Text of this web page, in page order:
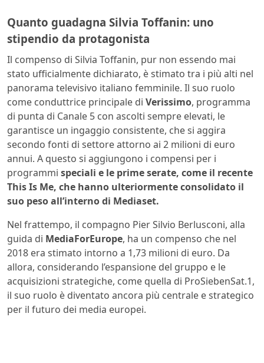
Quanto guadagna Silvia Toffanin: uno
stipendio da protagonista
Il compenso di Silvia Toffanin, pur non essendo mai
stato ufficialmente dichiarato, è stimato tra i più alti nel
panorama televisivo italiano femminile. Il suo ruolo
come conduttrice principale di Verissimo, programma
di punta di Canale 5 con ascolti sempre elevati, le
garantisce un ingaggio consistente, che si aggira
secondo fonti di settore attorno ai 2 milioni di euro
annui. A questo si aggiungono i compensi per i
programmi speciali e le prime serate, come il recente
This Is Me, che hanno ulteriormente consolidato il
suo peso all’interno di Mediaset.
Nel frattempo, il compagno Pier Silvio Berlusconi, alla
guida di MediaForEurope, ha un compenso che nel
2018 era stimato intorno a 1,73 milioni di euro. Da
allora, considerando l’espansione del gruppo e le
acquisizioni strategiche, come quella di ProSiebenSat.1,
il suo ruolo è diventato ancora più centrale e strategico
per il futuro dei media europei.